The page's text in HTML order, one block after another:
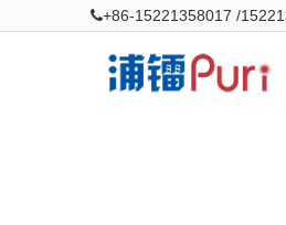
+86-15221358017 /